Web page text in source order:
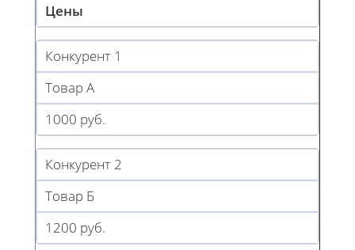
Цены
Конкурент 1
Товар А
1000 руб.
Конкурент 2
Товар Б
1200 руб.